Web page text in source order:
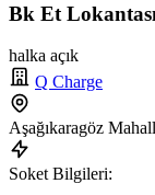
Bk Et Lokantası
halka açık
Q Charge
Aşağıkaragöz
Soket Bilgileri: